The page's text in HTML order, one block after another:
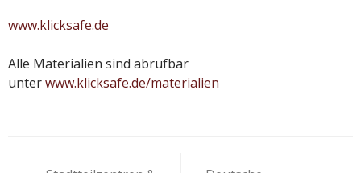
www.klicksafe.de
Alle Materialien sind abrufbar
unterwww.klicksafe.de/materialien